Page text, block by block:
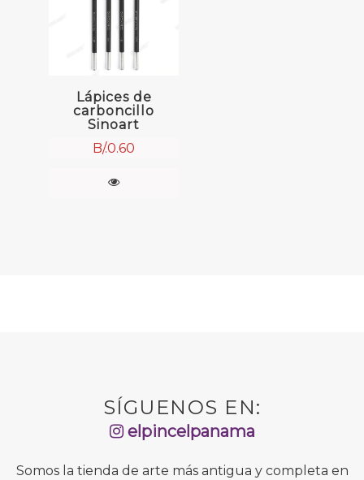
Lápices de
carboncillo
Sinoart
B/.0.60
SÍGUENOS EN:
elpincelpanama
Somos la tienda de arte más antigua y completa en